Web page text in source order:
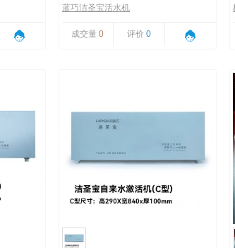
蓝巧洁圣宝活水机
成交量 0 评价 0